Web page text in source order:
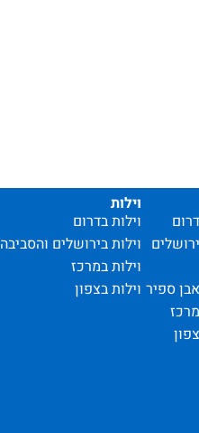
ספיר
וילות
וילות בדרום
וילות בירושלים והסביבה
וילות במרכז
וילות בצפון